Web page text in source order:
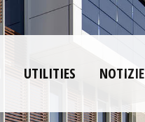
UTILITIES NOTIZIE